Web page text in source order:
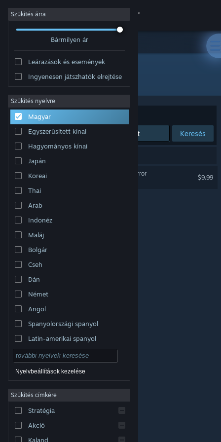
Bejelentkezés
Névjegy
Támogatás
Nyelvváltás
A Steam mobilalkalmazás beszerzése
Asztali weboldalra váltás
védjegyek jogos tulajdonosaiké az Egyesült
szabályzat
| Jogi információk
Steam előfizetői szerződés
Szűkítés árra
Bármilyen ár
Leárazások és események
Ingyenesen játszhatók elrejtése
Szűkítés nyelvre
Magyar
Egyszerűsített kínai
Hagyományos kínai
Japán
Koreai
Thai
Arab
Indonéz
Maláj
Bolgár
Cseh
Dán
Német
Angol
Spanyolországi spanyol
Latin-amerikai spanyol
Nyelvbeállítások kezelése
Szűkítés címkére
Stratégia
Akció
Kaland
Fejlesztő: Новый Диск
Rendezés Relevancia
Keresés
9th Company: Roots Of Terror
$9.99